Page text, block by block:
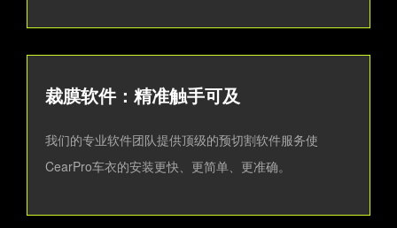
裁膜软件：精准触手可及
我们的专业软件团队提供顶级的预切割软件服务使
CearPro车衣的安装更快、更简单、更准确。